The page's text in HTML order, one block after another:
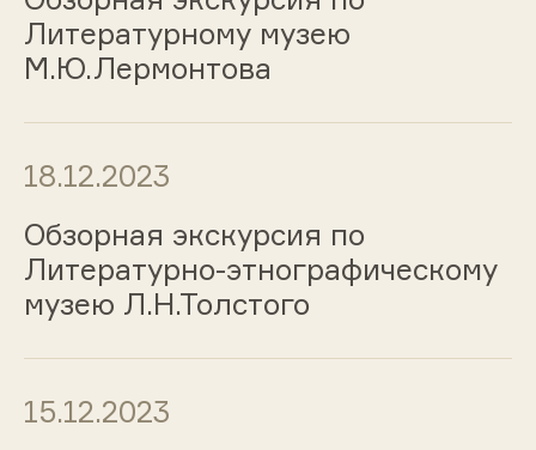
Литературному музею
М.Ю.Лермонтова
18.12.2023
Обзорная экскурсия по
Литературно-этнографическому
музею Л.Н.Толстого
15.12.2023